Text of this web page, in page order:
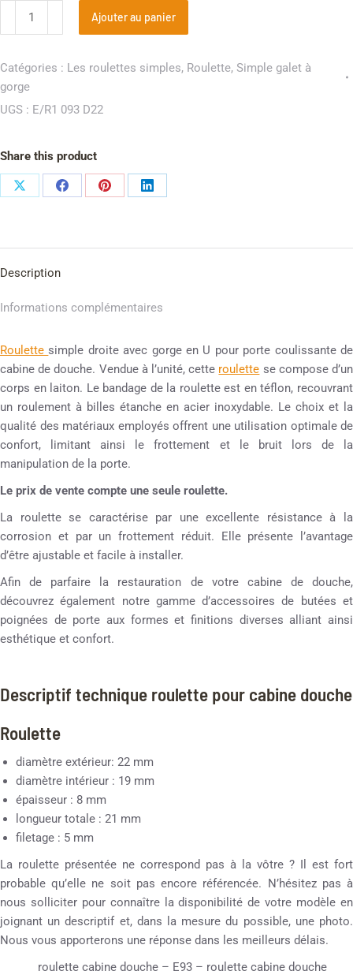
Ajouter au panier
Catégories : Les roulettes simples, Roulette, Simple galet à
gorge
UGS : E/R1 093 D22
Share this product
Description
Informations complémentaires
Roulettesimple droite avec gorge en U pour porte coulissante de
cabine de douche. Vendue à l’unité, cette roulette se compose d’un
corps en laiton. Le bandage de la roulette est en téflon, recouvrant
un roulement à billes étanche en acier inoxydable. Le choix et la
qualité des matériaux employés offrent une utilisation optimale de
confort, limitant ainsi le frottement et le bruit lors de la
manipulation de la porte.
Le prix de vente compte une seule roulette.
La roulette se caractérise par une excellente résistance à la
corrosion et par un frottement réduit. Elle présente l’avantage
d’être ajustable et facile à installer.
Afin de parfaire la restauration de votre cabine de douche,
découvrez également notre gamme d’accessoires de butées et
poignées de porte aux formes et finitions diverses alliant ainsi
esthétique et confort.
Descriptif technique roulette pour cabine douche
Roulette
diamètre extérieur: 22 mm
diamètre intérieur : 19 mm
épaisseur : 8 mm
longueur totale : 21 mm
filetage : 5 mm
La roulette présentée ne correspond pas à la vôtre ? Il est fort
probable qu’elle ne soit pas encore référencée. N’hésitez pas à
nous solliciter pour connaître la disponibilité de votre modèle en
joignant un descriptif et, dans la mesure du possible, une photo.
Nous vous apporterons une réponse dans les meilleurs délais.
roulette cabine douche – E93 – roulette cabine douche